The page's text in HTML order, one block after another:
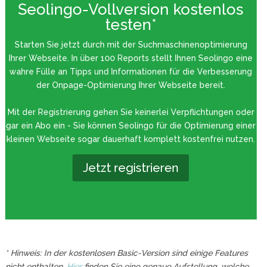
Seolingo-Vollversion kostenlos
testen*
Starten Sie jetzt durch mit der Suchmaschinenoptimierung
Ihrer Webseite. In über 100 Reports stellt Ihnen Seolingo eine
wahre Fülle an Tipps und Informationen für die Verbesserung
der Onpage-Optimierung Ihrer Webseite bereit.
Mit der Registrierung gehen Sie keinerlei Verpflichtungen oder
gar ein Abo ein - Sie können Seolingo für die Optimierung einer
kleinen Webseite sogar dauerhaft komplett kostenfrei nutzen.
Jetzt registrieren
* Hinweis: In der kostenlosen Basic-Version sind einige Features